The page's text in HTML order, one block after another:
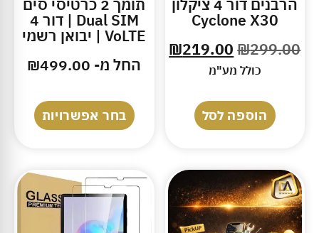
הרבנים דור 4 ציקלון
Cyclone X30
₪299.00
₪219.00
כולל מע"מ
הוספה לסל
תומך 2 כרטיסי סים
Dual SIM | דור 4
VoLTE | יבואן רשמי
החל מ-
₪499.00
בחר אפשרויות